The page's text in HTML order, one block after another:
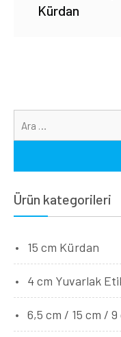
Kürdan
Ürün kategorileri
15 cm Kürdan
4 cm Yuvarlak
6,5 cm / 15 cm / 9